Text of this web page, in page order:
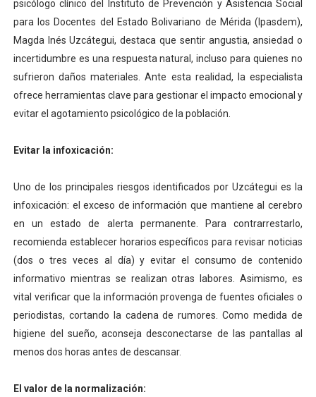
El Lactario del Iahula celebra la Semana Mundial de la
Plan Vacacional "Venezuela Ríe 2026" brinda
Iniciación al yoga reúne a diversos clubes deportivos
Mincomunas impulsa el autogobierno en Mérida con
Expertos inspeccionan espacios del OAN para la
psicólogo clínico del Instituto de Prevención y Asistencia Social
para los Docentes del Estado Bolivariano de Mérida (Ipasdem),
Magda Inés Uzcátegui, destaca que sentir angustia, ansiedad o
incertidumbre es una respuesta natural, incluso para quienes no
sufrieron daños materiales. Ante esta realidad, la especialista
ofrece herramientas clave para gestionar el impacto emocional y
evitar el agotamiento psicológico de la población.
Evitar la infoxicación:
Uno de los principales riesgos identificados por Uzcátegui es la
infoxicación: el exceso de información que mantiene al cerebro
en un estado de alerta permanente. Para contrarrestarlo,
recomienda establecer horarios específicos para revisar noticias
(dos o tres veces al día) y evitar el consumo de contenido
informativo mientras se realizan otras labores. Asimismo, es
vital verificar que la información provenga de fuentes oficiales o
periodistas, cortando la cadena de rumores. Como medida de
higiene del sueño, aconseja desconectarse de las pantallas al
menos dos horas antes de descansar.
El valor de la normalización: